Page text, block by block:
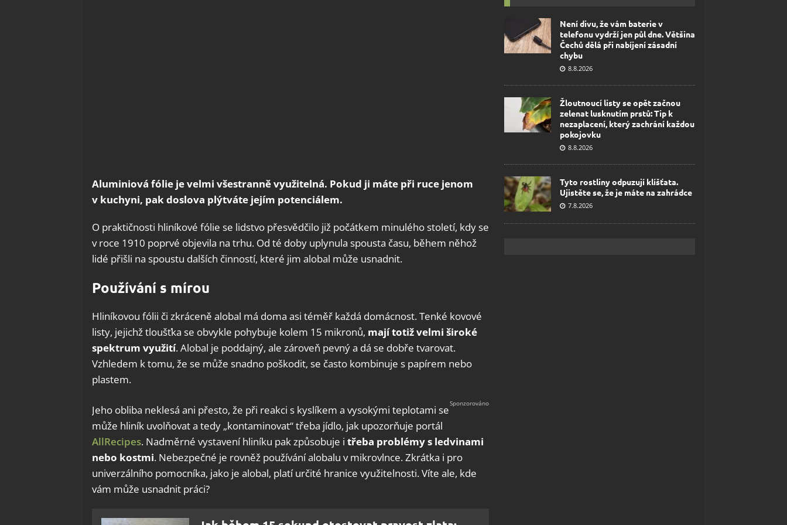
Aluminiová fólie je velmi všestranně využitelná. Pokud ji máte při ruce jenom
v kuchyni, pak doslova plýtváte jejím potenciálem.
O praktičnosti hliníkové fólie se lidstvo přesvědčilo již počátkem minulého století, kdy se
v roce 1910 poprvé objevila na trhu. Od té doby uplynula spousta času, během něhož
lidé přišli na spoustu dalších činností, které jim alobal může usnadnit.
Používání s mírou
Hliníkovou fólii či zkráceně alobal má doma asi téměř každá domácnost. Tenké kovové
listy, jejichž tloušťka se obvykle pohybuje kolem 15 mikronů, mají totiž velmi široké
spektrum využití. Alobal je poddajný, ale zároveň pevný a dá se dobře tvarovat.
Vzhledem k tomu, že se může snadno poškodit, se často kombinuje s papírem nebo
plastem.
Jeho obliba neklesá ani přesto, že při reakci s kyslíkem a vysokými teplotami se
může hliník uvolňovat a tedy „kontaminovat“ třeba jídlo, jak upozorňuje portál
AllRecipes. Nadměrné vystavení hliníku pak způsobuje i třeba problémy s ledvinami
nebo kostmi. Nebezpečné je rovněž používání alobalu v mikrovlnce. Zkrátka i pro
univerzálního pomocníka, jako je alobal, platí určité hranice využitelnosti. Víte ale, kde
vám může usnadnit práci?
Není divu, že vám baterie v
telefonu vydrží jen půl dne. Většina
Čechů dělá při nabíjení zásadní
chybu
8.8.2026
Žloutnoucí listy se opět začnou
zelenat lusknutím prstů: Tip k
nezaplacení, který zachrání každou
pokojovku
8.8.2026
Tyto rostliny odpuzují klíšťata.
Ujistěte se, že je máte na zahrádce
7.8.2026